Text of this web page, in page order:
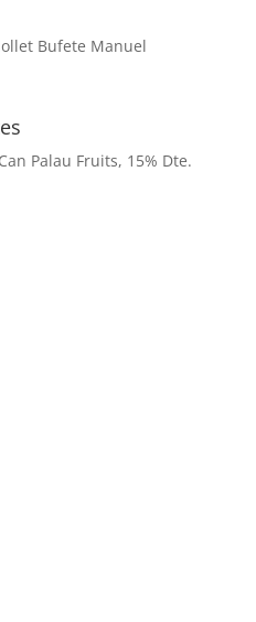
Bufete Manuel
Palau Fruits, 15% Dte.